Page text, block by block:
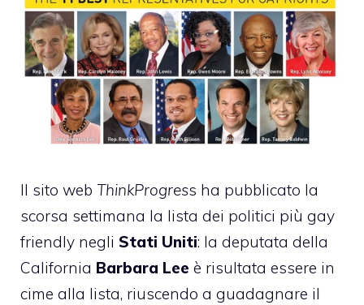
Il sito web ThinkProgress ha pubblicato la
scorsa settimana la lista dei politici più gay
friendly negli Stati Uniti: la deputata della
California Barbara Lee è risultata essere in
cime alla lista, riuscendo a guadagnare il